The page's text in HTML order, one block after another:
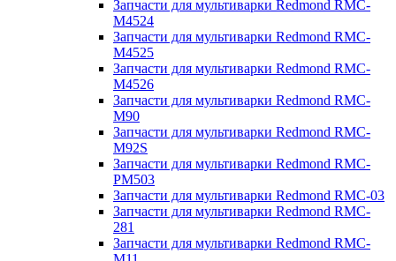
Запчасти для мультиварки Redmond RMC-
M4524
Запчасти для мультиварки Redmond RMC-
M4525
Запчасти для мультиварки Redmond RMC-
M4526
Запчасти для мультиварки Redmond RMC-
M90
Запчасти для мультиварки Redmond RMC-
M92S
Запчасти для мультиварки Redmond RMC-
PM503
Запчасти для мультиварки Redmond RMC-03
Запчасти для мультиварки Redmond RMC-
281
Запчасти для мультиварки Redmond RMC-